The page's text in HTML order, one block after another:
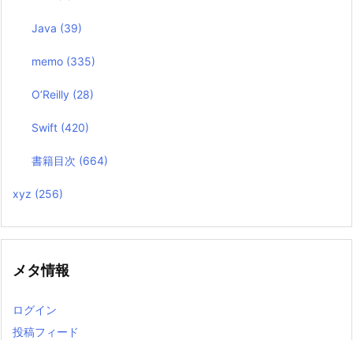
Java (39)
memo (335)
O’Reilly (28)
Swift (420)
書籍目次 (664)
xyz (256)
メタ情報
ログイン
投稿フィード